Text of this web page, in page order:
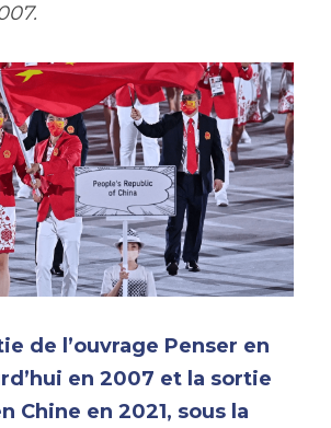
de l’ouvrage Penser en
en 2007 et la sortie
Chine en 2021, sous la